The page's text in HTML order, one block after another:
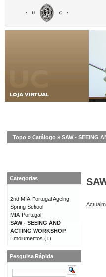
Topo » Catálogo » SAW - SEEING
Categorias
2nd MIA-Portugal Ageing
Spring School
MIA-Portugal
SAW - SEEING AND
ACTING WORKSHOP
Emolumentos (1)
Pesquisa Rápida